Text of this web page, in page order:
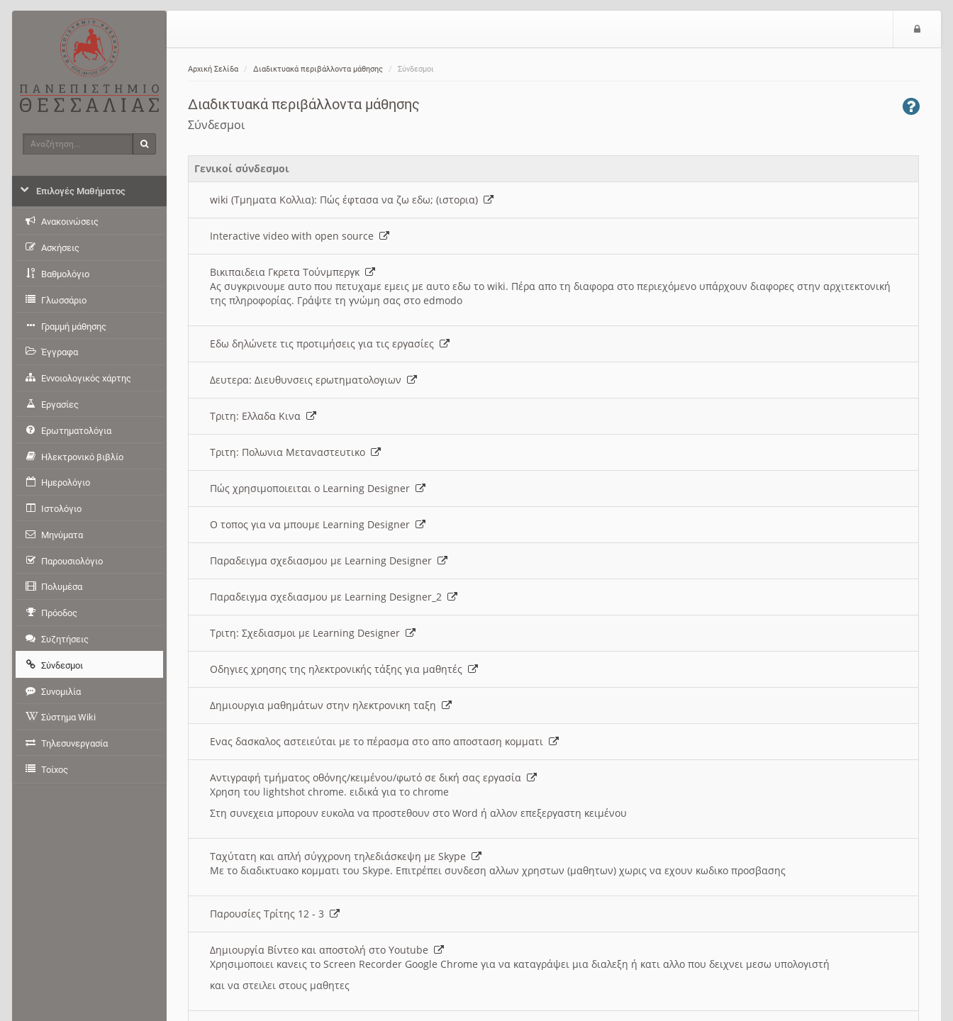
Αρχική Σελίδα Διαδικτυακά περιβάλλοντα μάθησης Σύνδεσμοι
Διαδικτυακά περιβάλλοντα μάθησης
Σύνδεσμοι
Γενικοί σύνδεσμοι
wiki (Τμηματα Κολλια): Πώς έφτασα να ζω εδω; (ιστορια)
Interactive video with open source
Βικιπαιδεια Γκρετα Τούνμπεργκ
Ας συγκρινουμε αυτο που πετυχαμε εμεις με αυτο εδω το wiki. Πέρα απο τη διαφορα στο περιεχόμενο υπάρχουν διαφορες στην αρχιτεκτονική
της πληροφορίας. Γράψτε τη γνώμη σας στο edmodo
Εδω δηλώνετε τις προτιμήσεις για τις εργασίες
Δευτερα: Διευθυνσεις ερωτηματολογιων
Τριτη: Ελλαδα Κινα
Τριτη: Πολωνια Μεταναστευτικο
Πώς χρησιμοποιειται ο Learning Designer
O τοπος για να μπουμε Learning Designer
Παραδειγμα σχεδιασμου με Learning Designer
Παραδειγμα σχεδιασμου με Learning Designer_2
Τριτη: Σχεδιασμοι με Learning Designer
Οδηγιες χρησης της ηλεκτρονικής τάξης για μαθητές
Δημιουργια μαθημάτων στην ηλεκτρονικη ταξη
Ενας δασκαλος αστειεύται με το πέρασμα στο απο αποσταση κομματι
Αντιγραφή τμήματος οθόνης/κειμένου/φωτό σε δική σας εργασία
Χρηση του lightshot chrome. ειδικά για το chrome
Στη συνεχεια μπορουν ευκολα να προστεθουν στο Word ή αλλον επεξεργαστη κειμένου
Ταχύτατη και απλή σύγχρονη τηλεδιάσκεψη με Skype
Με το διαδικτυακο κομματι του Skype. Επιτρέπει συνδεση αλλων χρηστων (μαθητων) χωρις να εχουν κωδικο προσβασης
Παρουσίες Τρίτης 12 - 3
Δημιουργία Βίντεο και αποστολή στο Youtube
Χρησιμοποιει κανεις το Screen Recorder Google Chrome για να καταγράψει μια διαλεξη ή κατι αλλο που δειχνει μεσω υπολογιστή
και να στειλει στους μαθητες
Αναζήτηση
Επιλογές Μαθήματος
Ανακοινώσεις
Ασκήσεις
Βαθμολόγιο
Γλωσσάριο
Γραμμή μάθησης
Έγγραφα
Εννοιολογικός χάρτης
Εργασίες
Ερωτηματολόγια
Ηλεκτρονικό βιβλίο
Ημερολόγιο
Ιστολόγιο
Μηνύματα
Παρουσιολόγιο
Πολυμέσα
Πρόοδος
Συζητήσεις
Σύνδεσμοι
Συνομιλία
Σύστημα Wiki
Τηλεσυνεργασία
Τοίχος